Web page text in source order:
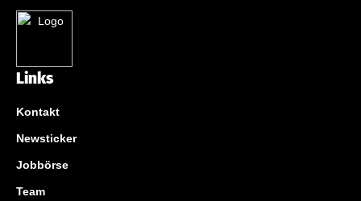
Links
Kontakt
Newsticker
Jobbörse
Team